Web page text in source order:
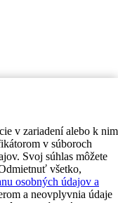
v zariadení alebo k nim
v súboroch
Svoj súhlas môžete
všetko,
osobných údajov a
a neovplyvnia údaje